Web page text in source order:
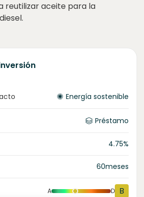
reutilizar aceite para la
Energía sostenible
Préstamo
4.75%
60meses
A D B